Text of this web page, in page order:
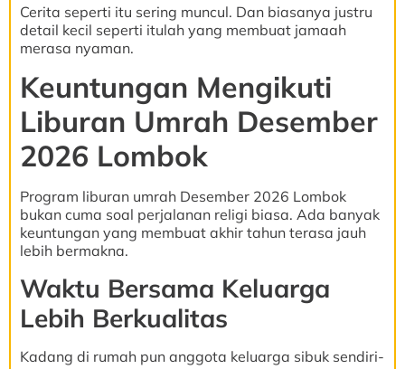
Cerita seperti itu sering muncul. Dan biasanya justru
detail kecil seperti itulah yang membuat jamaah
merasa nyaman.
Keuntungan Mengikuti
Liburan Umrah Desember
2026 Lombok
Program liburan umrah Desember 2026 Lombok
bukan cuma soal perjalanan religi biasa. Ada banyak
keuntungan yang membuat akhir tahun terasa jauh
lebih bermakna.
Waktu Bersama Keluarga
Lebih Berkualitas
Kadang di rumah pun anggota keluarga sibuk sendiri-